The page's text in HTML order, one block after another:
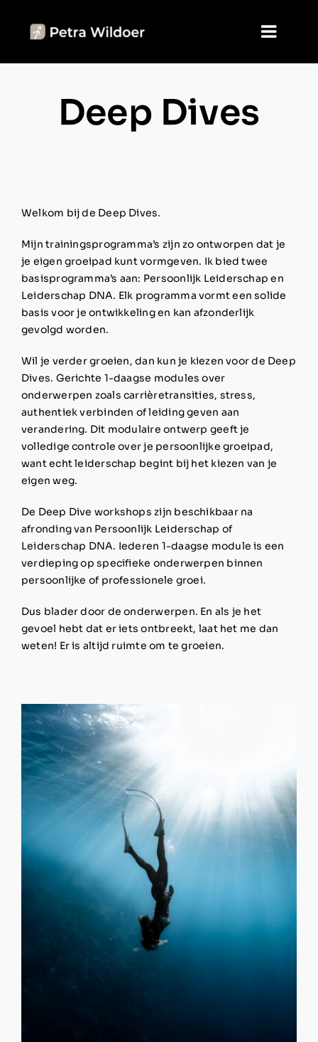
content
Jouw keuzes
Over mij
Contact
Deep Dives
Welkom bij de Deep Dives.
Mijn trainingsprogramma’s zijn zo ontworpen dat je
je eigen groeipad kunt vormgeven. Ik bied twee
basisprogramma’s aan: Persoonlijk Leiderschap en
Leiderschap DNA. Elk programma vormt een solide
basis voor je ontwikkeling en kan afzonderlijk
gevolgd worden.
Wil je verder groeien, dan kun je kiezen voor de Deep
Dives. Gerichte 1-daagse modules over
onderwerpen zoals carrièretransities, stress,
authentiek verbinden of leiding geven aan
verandering. Dit modulaire ontwerp geeft je
volledige controle over je persoonlijke groeipad,
want echt leiderschap begint bij het kiezen van je
eigen weg.
De Deep Dive workshops zijn beschikbaar na
afronding van Persoonlijk Leiderschap of
Leiderschap DNA. Iederen 1-daagse module is een
verdieping op specifieke onderwerpen binnen
persoonlijke of professionele groei.
Dus blader door de onderwerpen. En als je het
gevoel hebt dat er iets ontbreekt, laat het me dan
weten! Er is altijd ruimte om te groeien.